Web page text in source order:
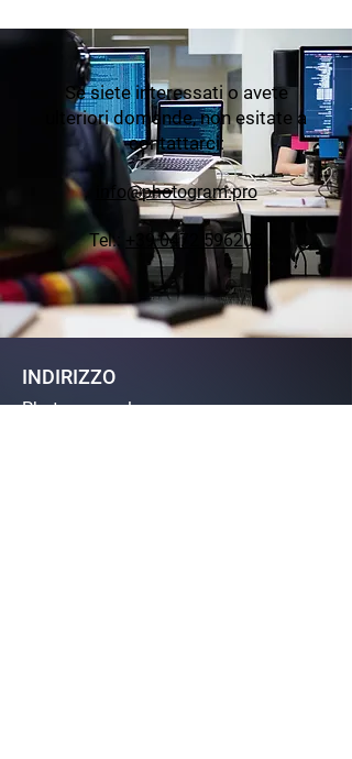
Se siete interessati o avete
ulteriori domande, non esitate a
contattarci:
info@photogram.pro
Tel.: +39 0472 596205
INDIRIZZO
Photogram srl